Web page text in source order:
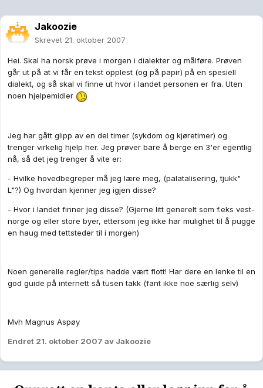
Jakoozie
Skrevet 21. oktober 2007
Hei. Skal ha norsk prøve i morgen i dialekter og målføre. Prøven
går ut på at vi får en tekst opplest (og på papir) på en spesiell
dialekt, og så skal vi finne ut hvor i landet personen er fra. Uten
noen hjelpemidler
Jeg har gått glipp av en del timer (sykdom og kjøretimer) og
trenger virkelig hjelp her. Jeg prøver bare å berge en 3'er egentlig
nå, så det jeg trenger å vite er:
- Hvilke hovedbegreper må jeg lære meg, (palatalisering, tjukk"
L"?) Og hvordan kjenner jeg igjen disse?
- Hvor i landet finner jeg disse? (Gjerne litt generelt som f.eks vest-
norge og eller store byer, ettersom jeg ikke har mulighet til å pugge
en haug med tettsteder til i morgen)
Noen generelle regler/tips hadde vært flott! Har dere en lenke til en
god guide på internett så tusen takk (fant ikke noe særlig selv)
Mvh Magnus Aspøy
Endret 21. oktober 2007 av Jakoozie